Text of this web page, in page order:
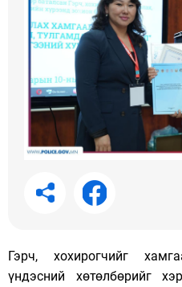
Гэрч, хохирогчийг
үндэсний хөтөлбөрийг